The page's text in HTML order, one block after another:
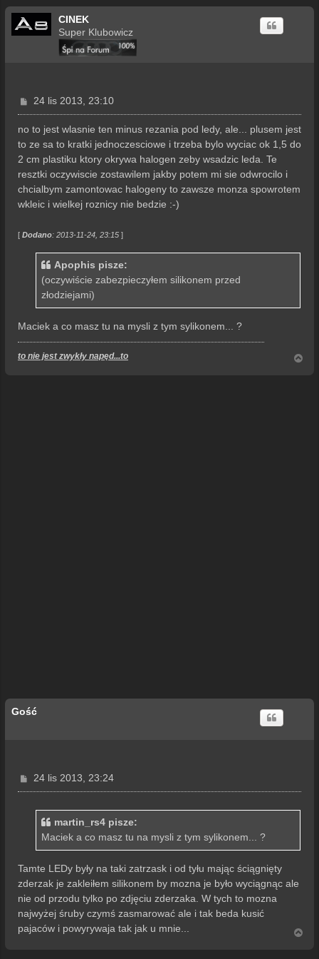
CINEK
Super Klubowicz
P
o
s
24 lis 2013, 23:10
no to jest wlasnie ten minus rezania pod ledy, ale... plusem jest
to ze sa to kratki jednoczesciowe i trzeba bylo wyciac ok 1,5 do
2 cm plastiku ktory okrywa halogen zeby wsadzic leda. Te
resztki oczywiscie zostawilem jakby potem mi sie odwrocilo i
chcialbym zamontowac halogeny to zawsze monza spowrotem
wkleic i wielkej roznicy nie bedzie :-)
[ Dodano: 2013-11-24, 23:15 ]
Apophis pisze:
(oczywiście zabezpieczyłem silikonem przed
złodziejami)
Maciek a co masz tu na mysli z tym sylikonem... ?
to nie jest zwykły napęd...to
Gość
P
o
24 lis 2013, 23:24
martin_rs4 pisze:
Maciek a co masz tu na mysli z tym sylikonem... ?
Tamte LEDy były na taki zatrzask i od tyłu mając ściągnięty
zderzak je zakleiłem silikonem by mozna je było wyciągnąc ale
nie od przodu tylko po zdjęciu zderzaka. W tych to mozna
najwyżej śruby czymś zasmarować ale i tak beda kusić
pajaców i powyrywaja tak jak u mnie...